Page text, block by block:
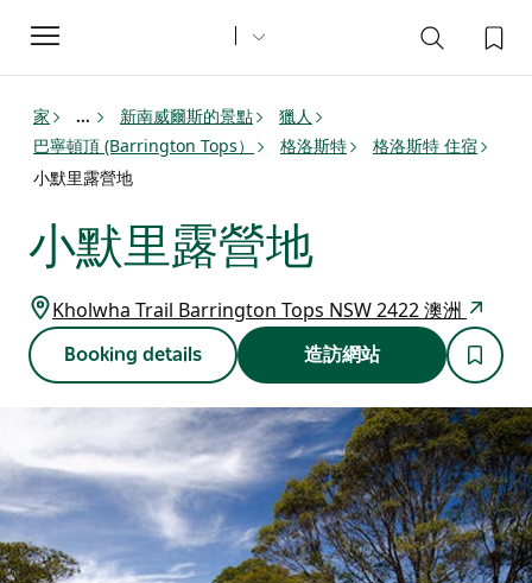
Toggle
navigation
家 ... 新南威爾斯的景點
獵人
巴寧頓頂 (Barrington Tops）
格洛斯特
格洛斯特 住宿
小默里露營地
小默里露營地
Kholwha Trail Barrington Tops NSW 2422 澳洲
Booking details 造訪網站